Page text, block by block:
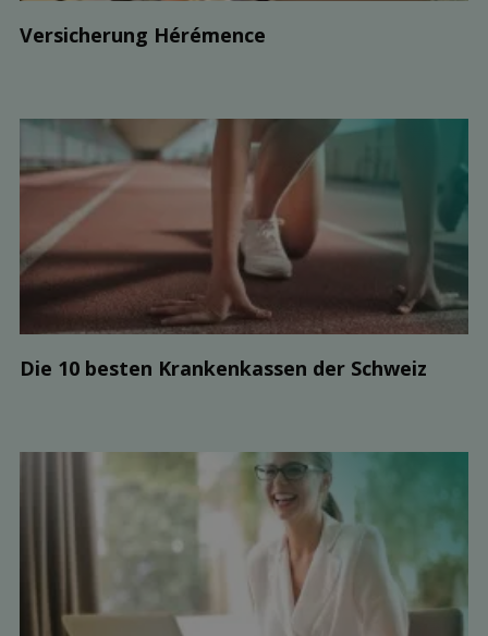
Ver­sicherung Hérémence
Die 10 besten Kranken­kassen der Schweiz